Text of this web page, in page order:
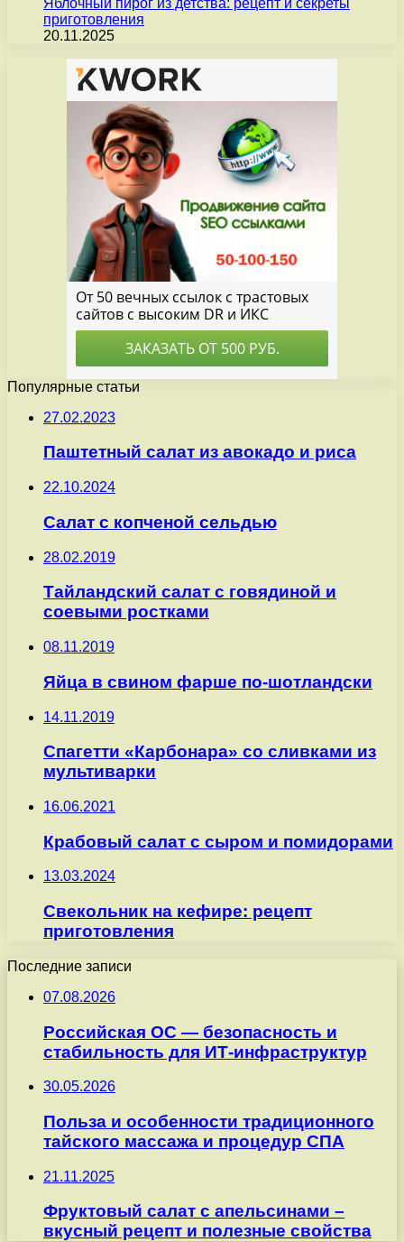
приготовления
20.11.2025
Популярные статьи
27.02.2023
Паштетный салат из авокадо и риса
22.10.2024
Салат с копченой сельдью
28.02.2019
Тайландский салат с говядиной и
соевыми ростками
08.11.2019
Яйца в свином фарше по-шотландски
14.11.2019
Спагетти «Карбонара» со сливками из
мультиварки
16.06.2021
Крабовый салат с сыром и помидорами
13.03.2024
Свекольник на кефире: рецепт
приготовления
Последние записи
07.08.2026
Российская ОС — безопасность и
стабильность для ИТ-инфраструктур
30.05.2026
Польза и особенности традиционного
тайского массажа и процедур СПА
21.11.2025
Фруктовый салат с апельсинами –
вкусный рецепт и полезные свойства